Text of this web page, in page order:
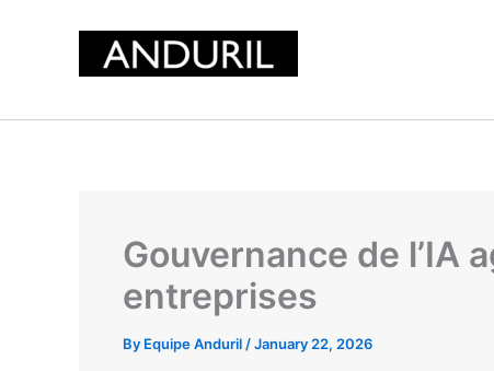
Gouvernance de l’IA
entreprises
By Equipe Anduril /January 22, 2026